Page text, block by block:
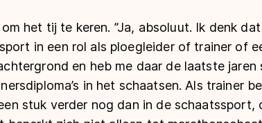
het tij te keren. ’’Ja, absoluut. Ik denk
in een rol als ploegleider of trainer of
en heb me daar de laatste jaren
in het schaatsen. Als trainer
stuk verder nog dan in de schaatssport,